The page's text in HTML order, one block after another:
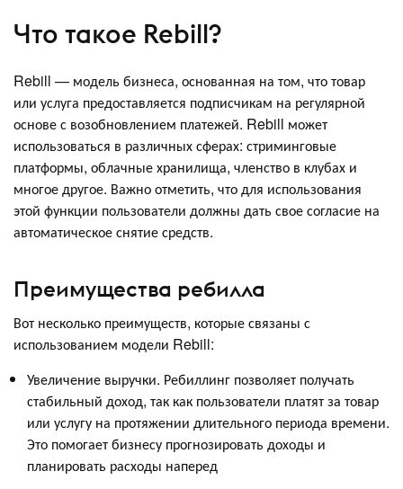
Что такое Rebill?
Rebill — модель бизнеса, основанная на том, что товар
или услуга предоставляется подписчикам на регулярной
основе с возобновлением платежей. Rebill может
использоваться в различных сферах: стриминговые
платформы, облачные хранилища, членство в клубах и
многое другое. Важно отметить, что для использования
этой функции пользователи должны дать свое согласие на
автоматическое снятие средств.
Преимущества ребилла
Вот несколько преимуществ, которые связаны с
использованием модели Rebill:
Увеличение выручки. Ребиллинг позволяет получать
стабильный доход, так как пользователи платят за товар
или услугу на протяжении длительного периода времени.
Это помогает бизнесу прогнозировать доходы и
планировать расходы наперед